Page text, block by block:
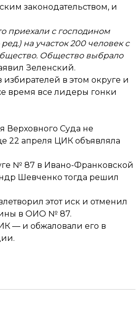
законодательством, и
приехали с господином
на участок 200 человек с
Общество выбрало
Зеленский.
в этом округе и
время все лидеры гонки
Верховного Суда не
22 апреля ЦИК объявляла
№ 87 в Ивано-Франковской
Шевченко тогда решил
этот иск и отменил
в ОИО № 87.
— и обжаловали его в